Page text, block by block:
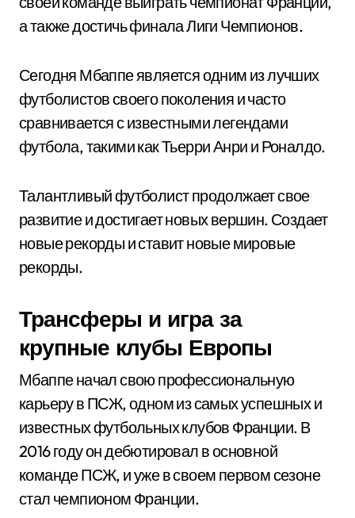
а также достичь финала Лиги Чемпионов.
Сегодня Мбаппе является одним из лучших
футболистов своего поколения и часто
сравнивается с известными легендами
футбола, такими как Тьерри Анри и Роналдо.
Талантливый футболист продолжает свое
развитие и достигает новых вершин. Создает
новые рекорды и ставит новые мировые
рекорды.
Трансферы и игра за
крупные клубы Европы
Мбаппе начал свою профессиональную
карьеру в ПСЖ, одном из самых успешных и
известных футбольных клубов Франции. В
2016 году он дебютировал в основной
команде ПСЖ, и уже в своем первом сезоне
стал чемпионом Франции.